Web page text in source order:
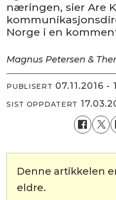
næringen, sier Are
Norge i en
Magnus Petersen &
PUBLISERT 07.11.2016 -
SIST OPPDATERT
Denne artikkelen
eldre.